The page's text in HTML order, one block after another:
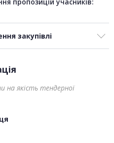
закупівлі
на якість тендерної